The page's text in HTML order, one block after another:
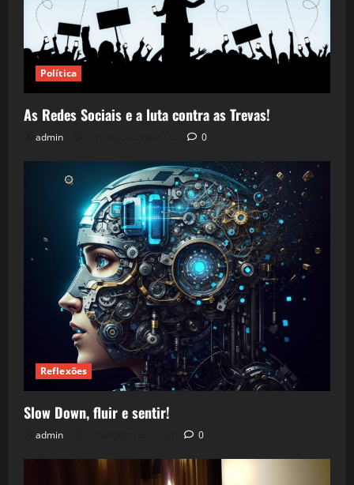
Política
As Redes Sociais e a luta contra as Trevas!
admin 0
Reflexões
Slow Down, fluir e sentir!
admin 0